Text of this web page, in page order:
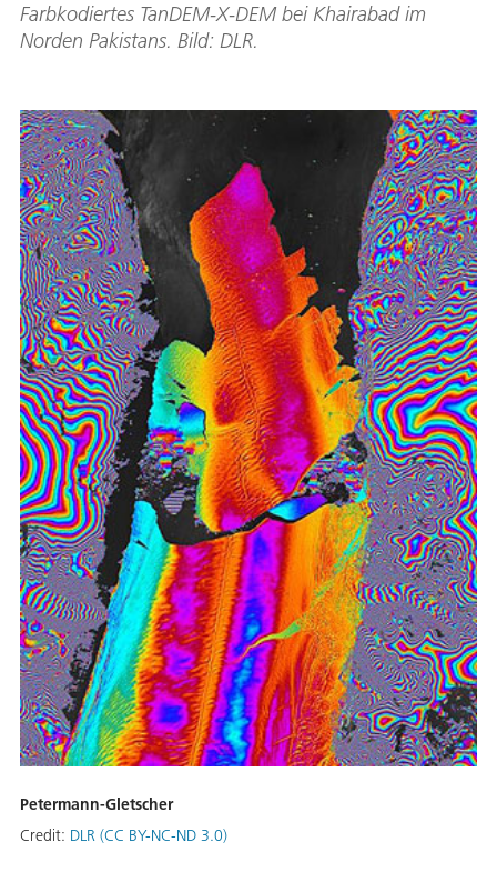
Farbkodiertes TanDEM-X-DEM bei Khairabad im
Norden Pakistans. Bild: DLR.
Petermann-Gletscher
Credit: DLR (CC BY-NC-ND 3.0)